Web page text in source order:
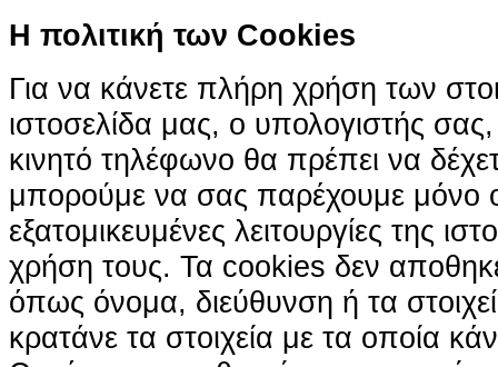
H πολιτική των Cookies
Για να κάνετε πλήρη χρήση των
ιστοσελίδα μας, ο υπολογιστής
κινητό τηλέφωνο θα πρέπει να
μπορούμε να σας παρέχουμε μόνο
εξατομικευμένες λειτουργίες της
χρήση τους. Τα cookies δεν
όπως όνομα, διεύθυνση ή τα
κρατάνε τα στοιχεία με τα οποία